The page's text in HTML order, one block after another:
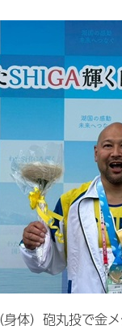
体）砲丸投で金